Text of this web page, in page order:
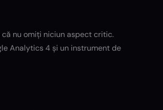
nu omiți niciun aspect critic.
Analytics 4 și un instrument de